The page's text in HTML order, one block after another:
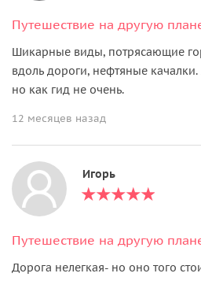
Шикарные виды, потрясающие
вдоль дороги, нефтяные
но как гид не очень.
12 месяцев назад
Игорь
Дорога нелегкая- но оно того